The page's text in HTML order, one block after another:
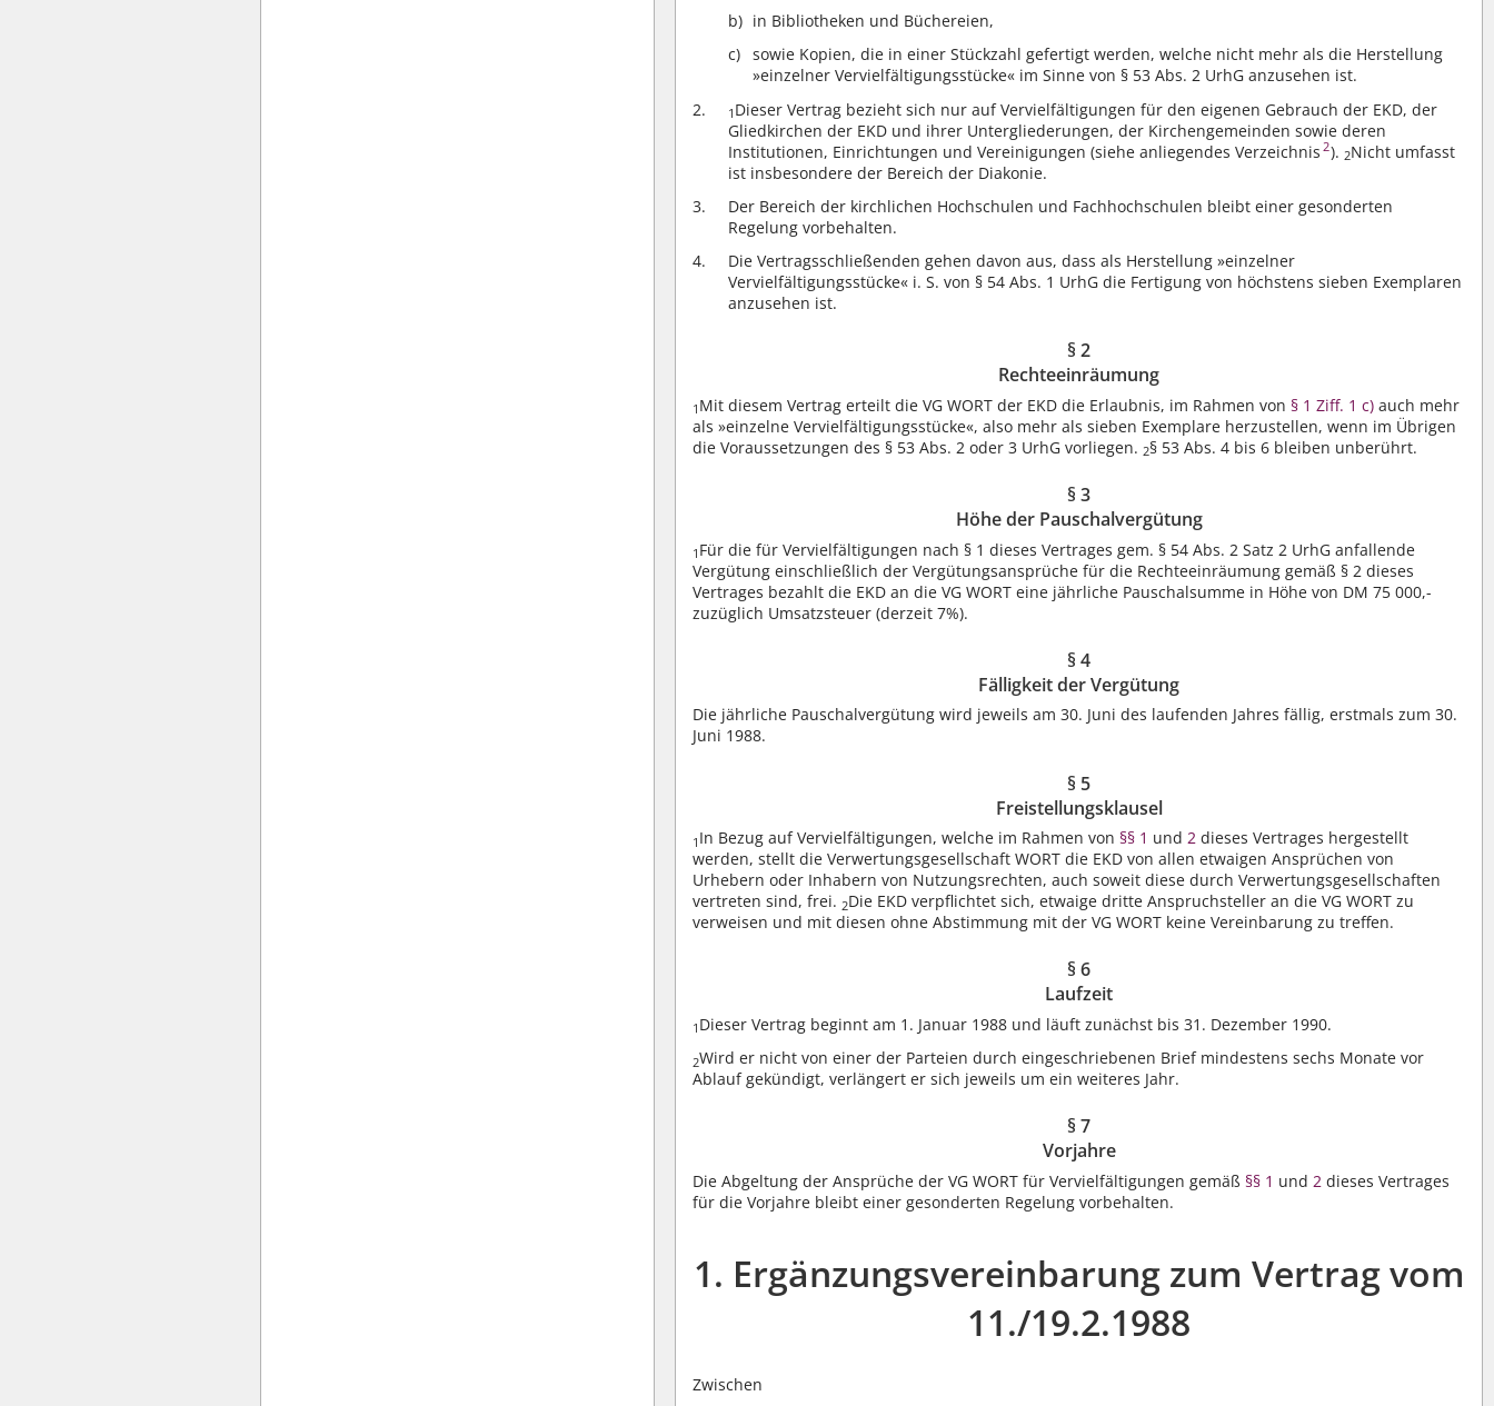
in Bibliotheken und Büchereien,
sowie Kopien, die in einer Stückzahl gefertigt werden, welche nicht mehr als die Herstellung
»einzelner Vervielfältigungsstücke« im Sinne von § 53 Abs. 2 UrhG anzusehen ist.
1 Dieser Vertrag bezieht sich nur auf Vervielfältigungen für den eigenen Gebrauch der EKD, der
Gliedkirchen der EKD und ihrer Untergliederungen, der Kirchengemeinden sowie deren
Institutionen, Einrichtungen und Vereinigungen (siehe anliegendes Verzeichnis 2). 2Nicht umfasst
ist insbesondere der Bereich der Diakonie.
Der Bereich der kirchlichen Hochschulen und Fachhochschulen bleibt einer gesonderten
Regelung vorbehalten.
Die Vertragsschließenden gehen davon aus, dass als Herstellung »einzelner
Vervielfältigungsstücke« i. S. von § 54 Abs. 1 UrhG die Fertigung von höchstens sieben Exemplaren
anzusehen ist.
§ 2
Rechteeinräumung
1 Mit diesem Vertrag erteilt die VG WORT der EKD die Erlaubnis, im Rahmen von § 1 Ziff. 1 c) auch mehr
als »einzelne Vervielfältigungsstücke«, also mehr als sieben Exemplare herzustellen, wenn im Übrigen
die Voraussetzungen des § 53 Abs. 2 oder 3 UrhG vorliegen. 2§ 53 Abs. 4 bis 6 bleiben unberührt.
§ 3
Höhe der Pauschalvergütung
1 Für die für Vervielfältigungen nach § 1 dieses Vertrages gem. § 54 Abs. 2 Satz 2 UrhG anfallende
Vergütung einschließlich der Vergütungsansprüche für die Rechteeinräumung gemäß § 2 dieses
Vertrages bezahlt die EKD an die VG WORT eine jährliche Pauschalsumme in Höhe von DM 75 000,-
zuzüglich Umsatzsteuer (derzeit 7%).
§ 4
Fälligkeit der Vergütung
Die jährliche Pauschalvergütung wird jeweils am 30. Juni des laufenden Jahres fällig, erstmals zum 30.
Juni 1988.
§ 5
Freistellungsklausel
1 In Bezug auf Vervielfältigungen, welche im Rahmen von §§ 1 und2 dieses Vertrages hergestellt
werden, stellt die Verwertungsgesellschaft WORT die EKD von allen etwaigen Ansprüchen von
Urhebern oder Inhabern von Nutzungsrechten, auch soweit diese durch Verwertungsgesellschaften
vertreten sind, frei. 2Die EKD verpflichtet sich, etwaige dritte Anspruchsteller an die VG WORT zu
verweisen und mit diesen ohne Abstimmung mit der VG WORT keine Vereinbarung zu treffen.
§ 6
Laufzeit
1 Dieser Vertrag beginnt am 1. Januar 1988 und läuft zunächst bis 31. Dezember 1990.
2Wird er nicht von einer der Parteien durch eingeschriebenen Brief mindestens sechs Monate vor
Ablauf gekündigt, verlängert er sich jeweils um ein weiteres Jahr.
§ 7
Vorjahre
Die Abgeltung der Ansprüche der VG WORT für Vervielfältigungen gemäß §§ 1 und 2 dieses Vertrages
für die Vorjahre bleibt einer gesonderten Regelung vorbehalten.
1. Ergänzungsvereinbarung zum Vertrag vom
11./19.2.1988
Zwischen